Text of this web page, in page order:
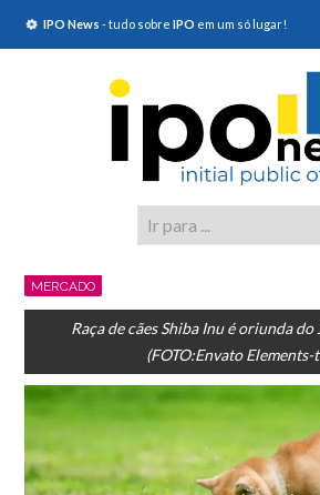
IPO News - tudo sobre IPO em um só lugar!
MERCADO
Raça de cães Shiba Inu é oriunda do
(FOTO:Envato Elements-